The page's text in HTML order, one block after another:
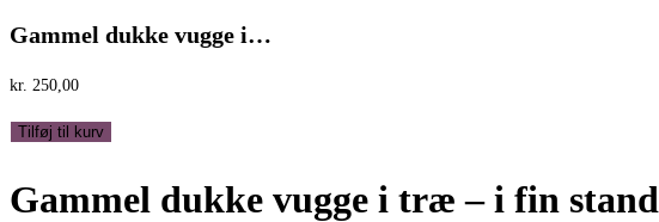
Gammel dukke vugge i…
kr. 250,00
Gammel
vugge
Tilføj til kurv
Gammel dukke vugge i træ – i fin stand